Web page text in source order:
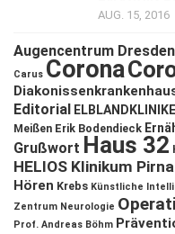
AUG. 15, 2016
Augencentrum Dresden
Carus Corona
Editorial
Meißen Erik Bodendieck
Grußwort Haus 32
HELIOS Klinikum Pirna
Hören Krebs Künstliche
Zentrum Neurologie
Prof. Andreas Böhm